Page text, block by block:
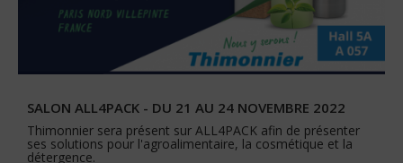
SALON ALL4PACK - DU 21 AU 24 NOVEMBRE 2022
Thimonnier sera présent sur ALL4PACK afin de présenter
ses solutions pour l'agroalimentaire, la cosmétique et la
détergence.